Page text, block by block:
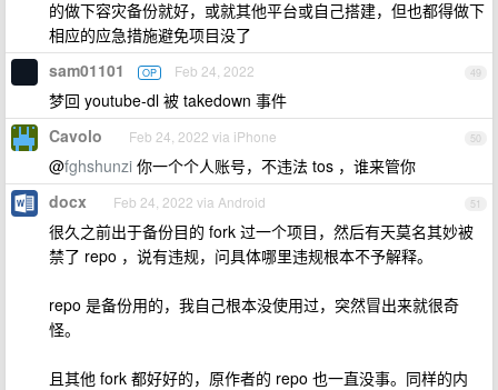
的做下容灾备份就好，或就其他平台或自己搭建，但也都得做下
相应的应急措施避免项目没了
49
sam01101 OP Feb 24, 2022
梦回 youtube-dl 被 takedown 事件
50
Cavolo Feb 24, 2022 via iPhone
@fghshunzi 你一个个人账号，不违法 tos ，谁来管你
51
docx Feb 24, 2022 via Android
很久之前出于备份目的 fork 过一个项目，然后有天莫名其妙被
禁了 repo ，说有违规，问具体哪里违规根本不予解释。
repo 是备份用的，我自己根本没使用过，突然冒出来就很奇
怪。
且其他 fork 都好好的，原作者的 repo 也一直没事。同样的内